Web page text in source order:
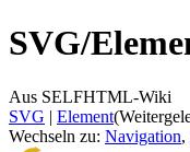
SVG/
Aus SELFHTML-Wiki
SVG ‎ | Element
Wechseln zu: Navigation,